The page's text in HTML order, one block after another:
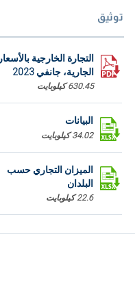
توثيق
التجارة الخارجية بالأسعار
الجارية، جانفي 2023
630.45 كيلوبايت
البيانات
34.02 كيلوبايت
الميزان التجاري حسب
البلدان
22.6 كيلوبايت
الميزان التجاري حسب